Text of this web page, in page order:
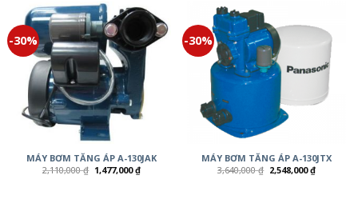
-30%
MÁY BƠM TĂNG ÁP A-130JAK
2,110,000₫ 1,477,000₫
-30%
MÁY BƠM TĂNG ÁP A-130JTX
3,640,000₫ 2,548,000₫